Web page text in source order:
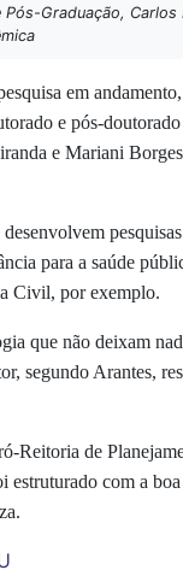
Graduação,
em
e pós-
e Mariani
para a saúde
Civil, por exemplo.
que não deixam
segundo Arantes,
de
estruturado com a